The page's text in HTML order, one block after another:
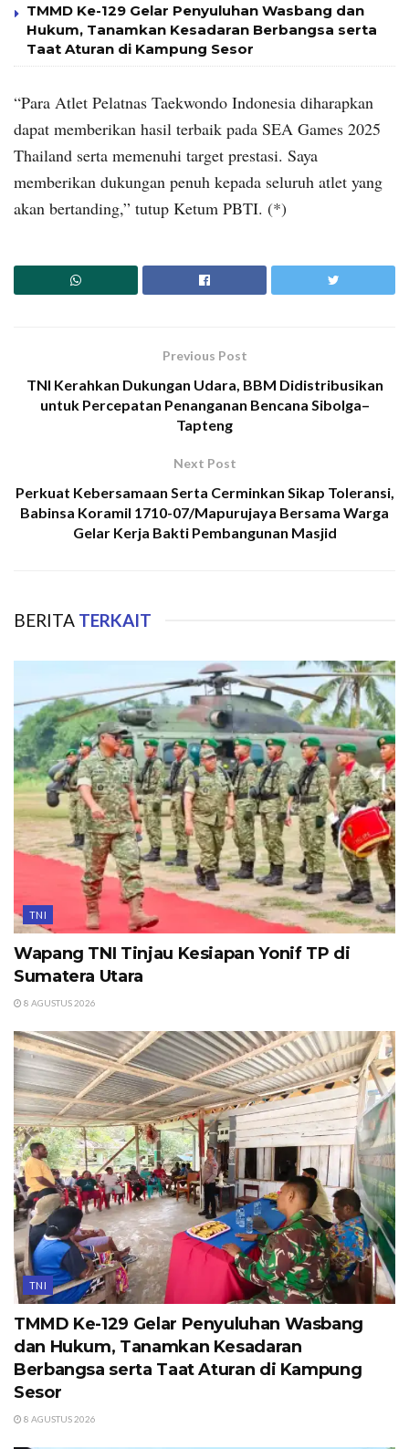
TMMD Ke-129 Gelar Penyuluhan Wasbang dan
Hukum, Tanamkan Kesadaran Berbangsa serta
Taat Aturan di Kampung Sesor
“Para Atlet Pelatnas Taekwondo Indonesia diharapkan
dapat memberikan hasil terbaik pada SEA Games 2025
Thailand serta memenuhi target prestasi. Saya
memberikan dukungan penuh kepada seluruh atlet yang
akan bertanding,” tutup Ketum PBTI. (*)
Previous Post
TNI Kerahkan Dukungan Udara, BBM Didistribusikan
untuk Percepatan Penanganan Bencana Sibolga–
Tapteng
Next Post
Perkuat Kebersamaan Serta Cerminkan Sikap Toleransi,
Babinsa Koramil 1710-07/Mapurujaya Bersama Warga
Gelar Kerja Bakti Pembangunan Masjid
BERITA TERKAIT
TNI
Wapang TNI Tinjau Kesiapan Yonif TP di
Sumatera Utara
8 AGUSTUS 2026
TNI
TMMD Ke-129 Gelar Penyuluhan Wasbang
dan Hukum, Tanamkan Kesadaran
Berbangsa serta Taat Aturan di Kampung
Sesor
8 AGUSTUS 2026